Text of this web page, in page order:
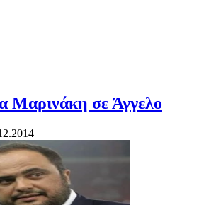
Μαρινάκη σε Άγγελο